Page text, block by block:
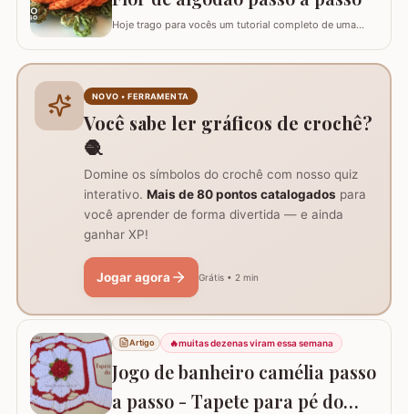
Hoje trago para vocês um tutorial completo de uma
seu trabalho manual, seja em colchas, caminhos de
mesa ou tapetes. Vamos aprender com…
NOVO • FERRAMENTA
Você sabe ler gráficos de crochê?
🧶
Domine os símbolos do crochê com nosso quiz
interativo. Mais de 80 pontos catalogados para
você aprender de forma divertida — e ainda
ganhar XP!
Jogar agora Grátis • 2 min
Artigo 🔥muitas dezenas viram essa semana
Jogo de banheiro camélia passo
a passo - Tapete para pé do